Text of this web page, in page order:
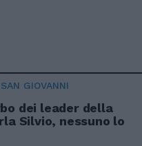
GIOVANNI
dei leader della
Silvio, nessuno lo